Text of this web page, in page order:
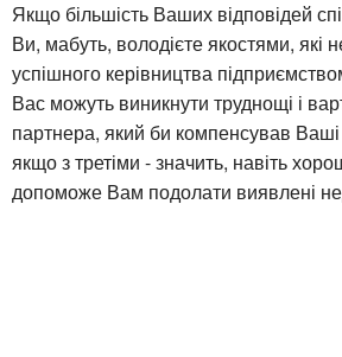
Якщо більшість Ваших відповідей
Ви, мабуть, володієте якостями, які
успішного керівництва
Вас можуть виникнути труднощі і
партнера, який би компенсував Ваші
якщо з третіми - значить, навіть
допоможе Вам подолати виявлені